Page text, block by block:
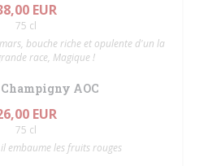
EUR
75 cl
bouche riche et opulente d'un la
race, Magique !
AOC
EUR
75 cl
embaume les fruits rouges